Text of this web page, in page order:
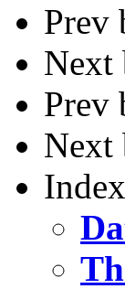
Prev
Next
Prev
Next